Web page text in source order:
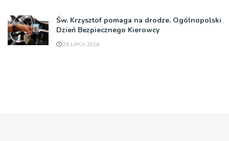
Św. Krzysztof pomaga na drodze. Ogólnopolski
Dzień Bezpiecznego Kierowcy
25 LIPCA 2026